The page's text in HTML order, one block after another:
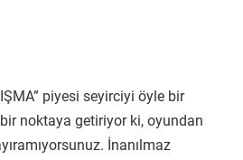
piyesi seyirciyi öyle bir
noktaya getiriyor ki, oyundan
İnanılmaz